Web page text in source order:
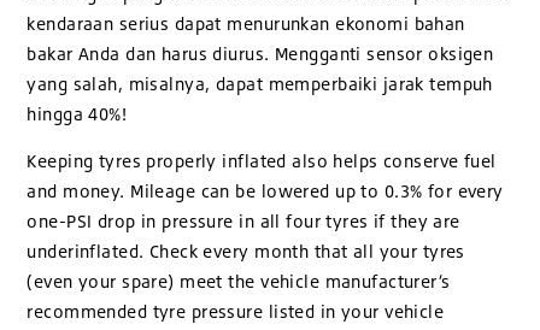
kendaraan serius dapat menurunkan ekonomi bahan
bakar Anda dan harus diurus. Mengganti sensor oksigen
yang salah, misalnya, dapat memperbaiki jarak tempuh
hingga 40%!
Keeping tyres properly inflated also helps conserve fuel
and money. Mileage can be lowered up to 0.3% for every
one-PSI drop in pressure in all four tyres if they are
underinflated. Check every month that all your tyres
(even your spare) meet the vehicle manufacturer’s
recommended tyre pressure listed in your vehicle